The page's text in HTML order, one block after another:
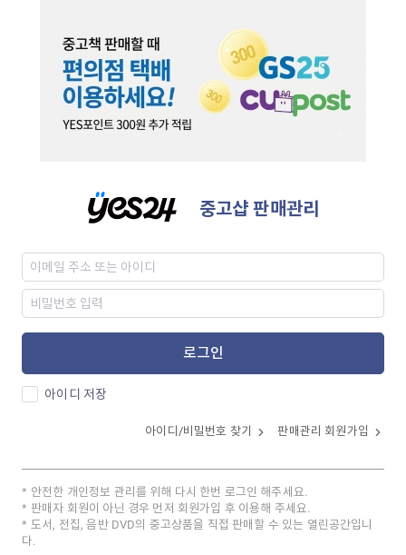
중고샵 판매관리
로그인
아이디 저장
아이디/비밀번호 찾기 판매관리 회원가입
안전한 개인정보 관리를 위해 다시 한번 로그인 해주세요.
판매자 회원이 아닌 경우 먼저 회원가입 후 이용해 주세요.
도서, 전집, 음반 DVD의 중고상품을 직접 판매할 수 있는 열린공간입니
다.